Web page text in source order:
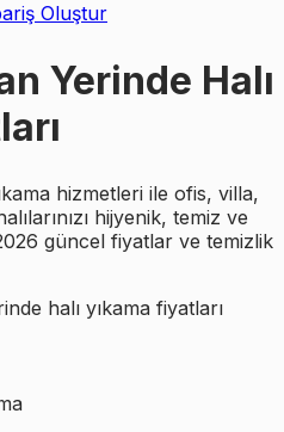
Oluştur
Yerinde Halı
hizmetleri ile ofis, villa,
hijyenik, temiz ve
güncel fiyatlar ve temizlik
halı yıkama fiyatları